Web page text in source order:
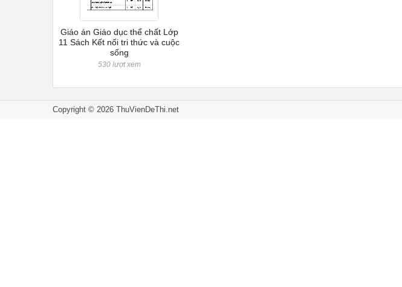
Giáo án Giáo dục thể chất Lớp
11 Sách Kết nối tri thức và cuộc
sống
530 lượt xem
Copyright © 2026 ThuVienDeThi.net